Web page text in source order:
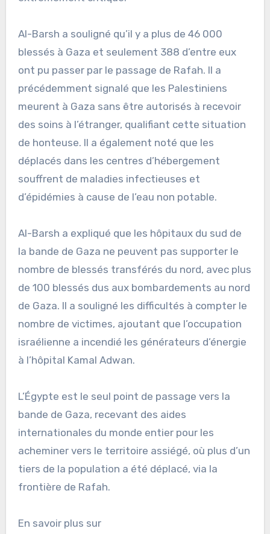
Al-Barsh a souligné qu’il y a plus de 46 000
blessés à Gaza et seulement 388 d’entre eux
ont pu passer par le passage de Rafah. Il a
précédemment signalé que les Palestiniens
meurent à Gaza sans être autorisés à recevoir
des soins à l’étranger, qualifiant cette situation
de honteuse. Il a également noté que les
déplacés dans les centres d’hébergement
souffrent de maladies infectieuses et
d’épidémies à cause de l’eau non potable.
Al-Barsh a expliqué que les hôpitaux du sud de
la bande de Gaza ne peuvent pas supporter le
nombre de blessés transférés du nord, avec plus
de 100 blessés dus aux bombardements au nord
de Gaza. Il a souligné les difficultés à compter le
nombre de victimes, ajoutant que l’occupation
israélienne a incendié les générateurs d’énergie
à l’hôpital Kamal Adwan.
L’Égypte est le seul point de passage vers la
bande de Gaza, recevant des aides
internationales du monde entier pour les
acheminer vers le territoire assiégé, où plus d’un
tiers de la population a été déplacé, via la
frontière de Rafah.
En savoir plus sur